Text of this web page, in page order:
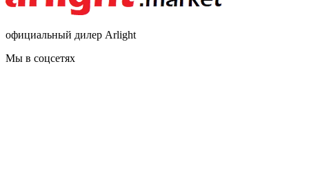
официальный дилер Arlight
Мы в соцсетях